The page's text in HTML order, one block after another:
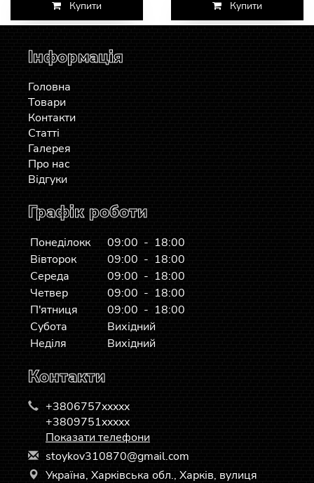
Купити Купити
Інформація
Головна
Товари
Контакти
Статті
Галерея
Про нас
Відгуки
Графік роботи
Понеділокк
09:00 - 18:00
Вівторок
09:00 - 18:00
Середа
09:00 - 18:00
Четвер
09:00 - 18:00
П'ятниця
09:00 - 18:00
Субота
Вихідний
Неділя
Вихідний
Контакти
+3806757xxxxx
+3809751xxxxx
Показати телефони
stoykov310870@gmail.com
Україна, Харківська обл., Харків, вулиця